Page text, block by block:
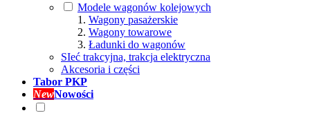
Modele wagonów kolejowych
Wagony pasażerskie
Wagony towarowe
Ładunki do wagonów
SIeć trakcyjna, trakcja elektryczna
Akcesoria i części
Tabor PKP
NewNowości